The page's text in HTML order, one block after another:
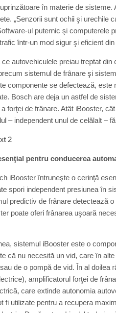
în materie de
„Senzorii sunt ochii şi urechile
ul puternic şi computerele
într-un mod sigur şi eficient
autovehiculele preiau treptat
sistemul de frânare şi
componente se defectează,
Bosch are deja un astfel de
forţei de frânare. Atât iBooster,
– independent unul de celălalt –
pentru conducerea
iBooster întruneşte o cerinţă
spori independent presiunea în
predictiv de frânare detectează
poate oferi frânarea uşoară
sistemul iBooster este o
că nu necesită un vid, care în
de o pompă de vid. În al doilea
amplificatorul forţei de
care extinde autonomia
fi utilizate pentru a recupera